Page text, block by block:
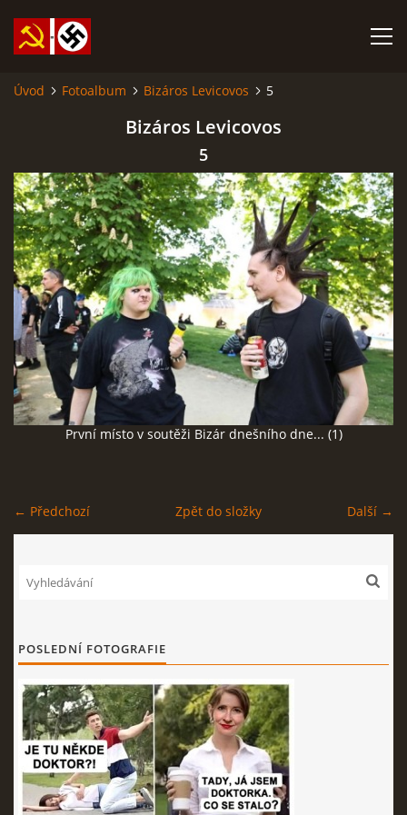
ANARCHISMUS A NEOMARXISMUS
KOMUNISMUS
NACIONÁLNÍ SOCIALISMUS
PROPAGAČNÍ MATERIÁLY A DALŠÍ
SOCIÁLNÍ SÍTĚ
© 2026 eStránky.cz |RSS
Úvod Fotoalbum Bizáros Levicovos 5
Bizáros Levicovos
5
První místo v soutěži Bizár dnešního dne... (1)
← Předchozí Další →
Zpět do složky
POSLEDNÍ FOTOGRAFIE